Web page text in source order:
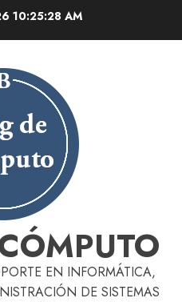
10:25:29 AM
EN INFORMÁTICA,
DE SISTEMAS